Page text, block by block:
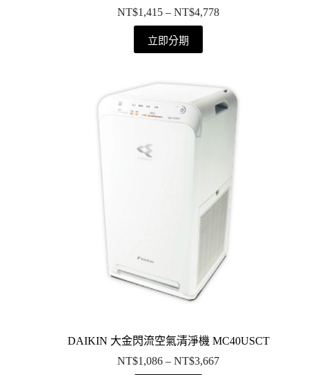
NT$1,415 – NT$4,778
立即分期
DAIKIN 大金閃流空氣清淨機 MC40USCT
NT$1,086 – NT$3,667